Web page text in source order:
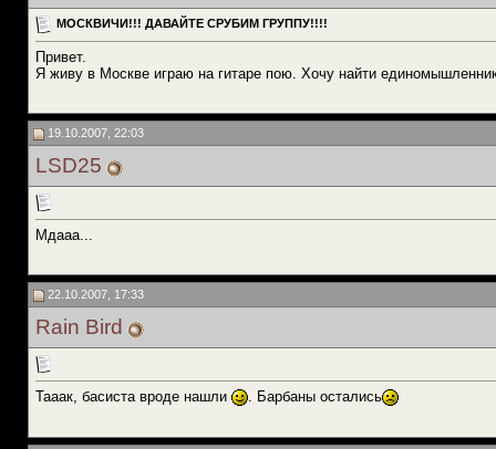
МОСКВИЧИ!!! ДАВАЙТЕ СРУБИМ ГРУППУ!!!!
Привет.
Я живу в Москве играю на гитаре пою. Хочу найти
19.10.2007, 22:03
LSD25
Мдааа...
22.10.2007, 17:33
Rain Bird
Тааак, басиста вроде нашли . Барбаны остались